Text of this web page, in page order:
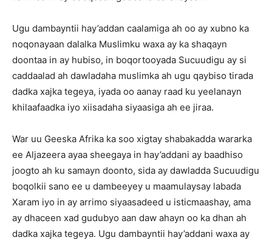
Ugu dambayntii hay’addan caalamiga ah oo ay xubno ka
noqonayaan dalalka Muslimku waxa ay ka shaqayn
doontaa in ay hubiso, in boqortooyada Sucuudigu ay si
caddaalad ah dawladaha muslimka ah ugu qaybiso tirada
dadka xajka tegeya, iyada oo aanay raad ku yeelanayn
khilaafaadka iyo xiisadaha siyaasiga ah ee jiraa.
War uu Geeska Afrika ka soo xigtay shabakadda wararka
ee Aljazeera ayaa sheegaya in hay’addani ay baadhiso
joogto ah ku samayn doonto, sida ay dawladda Sucuudigu
boqolkii sano ee u dambeeyey u maamulaysay labada
Xaram iyo in ay arrimo siyaasadeed u isticmaashay, ama
ay dhaceen xad gudubyo aan daw ahayn oo ka dhan ah
dadka xajka tegeya. Ugu dambayntii hay’addani waxa ay